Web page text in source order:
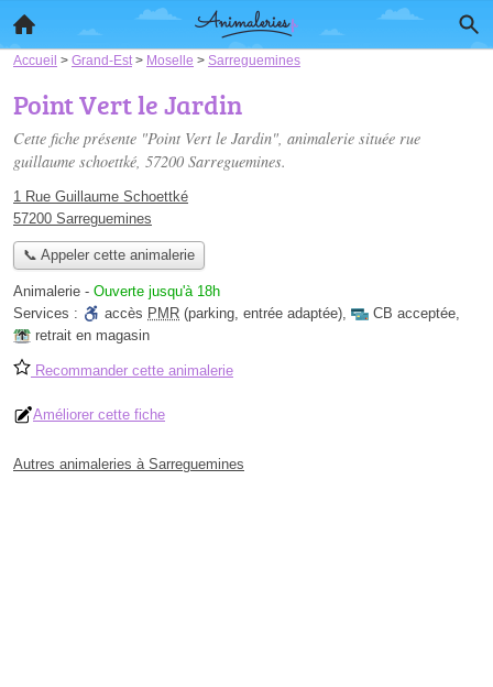
Accueil > Grand-Est > Moselle > Sarreguemines
Point Vert le Jardin
Cette fiche présente "Point Vert le Jardin", animalerie située rue
guillaume schoettké, 57200 Sarreguemines.
1 Rue Guillaume Schoettké
57200 Sarreguemines
📞 Appeler cette animalerie
Animalerie - Ouverte jusqu'à 18h
Services :
accès PMR (parking, entrée adaptée), CB acceptée,
retrait en magasin
Recommander cette animalerie
Améliorer cette fiche
Autres animaleries à Sarreguemines